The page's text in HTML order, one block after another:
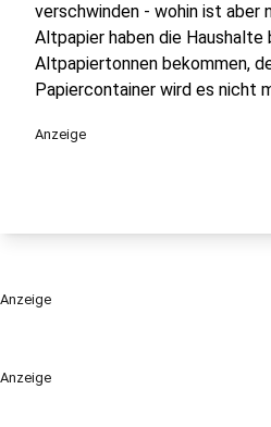
Anzeige
verschwinden - wohin ist aber
Altpapier haben die Haushalte
Altpapiertonnen bekommen,
Papiercontainer wird es nicht
Anzeige
Anzeige